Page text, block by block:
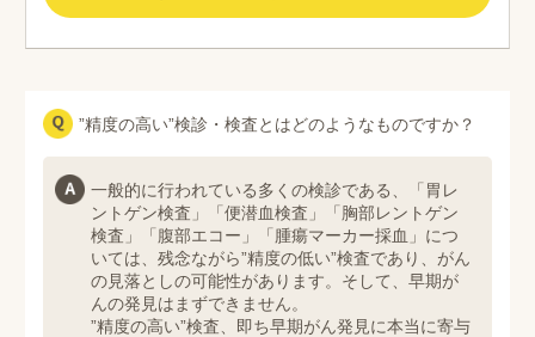
”精度の高い”検診・検査とはどのようなものですか？
一般的に行われている多くの検診である、「胃レ
ントゲン検査」「便潜血検査」「胸部レントゲン
検査」「腹部エコー」「腫瘍マーカー採血」につ
いては、残念ながら”精度の低い”検査であり、がん
の見落としの可能性があります。そして、早期が
んの発見はまずできません。
”精度の高い”検査、即ち早期がん発見に本当に寄与